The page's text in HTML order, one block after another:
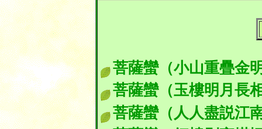
菩薩蠻（小山重疊金
菩薩蠻（玉樓明月長
菩薩蠻（人人盡説江